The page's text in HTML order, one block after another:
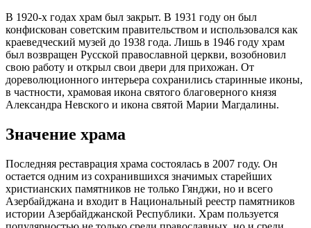
В 1920-х годах храм был закрыт. В 1931 году он был
конфискован советским правительством и использовался как
краеведческий музей до 1938 года. Лишь в 1946 году храм
был возвращен Русской православной церкви, возобновил
свою работу и открыл свои двери для прихожан. От
дореволюционного интерьера сохранились старинные иконы,
в частности, храмовая икона святого благоверного князя
Александра Невского и икона святой Марии Магдалины.
Значение храма
Последняя реставрация храма состоялась в 2007 году. Он
остается одним из сохранившихся значимых старейших
христианских памятников не только Гянджи, но и всего
Азербайджана и входит в Национальный реестр памятников
истории Азербайджанской Республики. Храм пользуется